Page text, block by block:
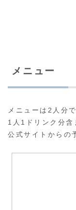
メニュー
メニューは2人分
1人1ドリンク分含
公式サイトからの